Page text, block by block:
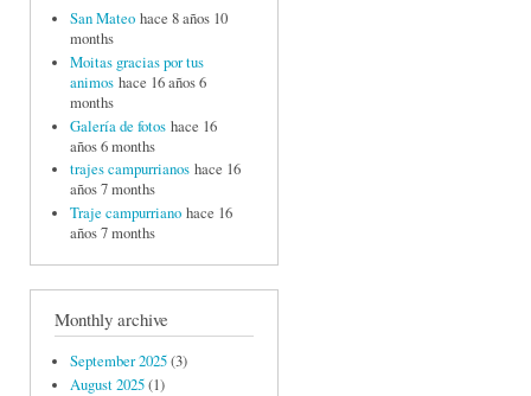
San Mateo hace 8 años 10
months
Moitas gracias por tus
animos hace 16 años 6
months
Galería de fotos hace 16
años 6 months
trajes campurrianos hace 16
años 7 months
Traje campurriano hace 16
años 7 months
Monthly archive
September 2025(3)
August 2025(1)